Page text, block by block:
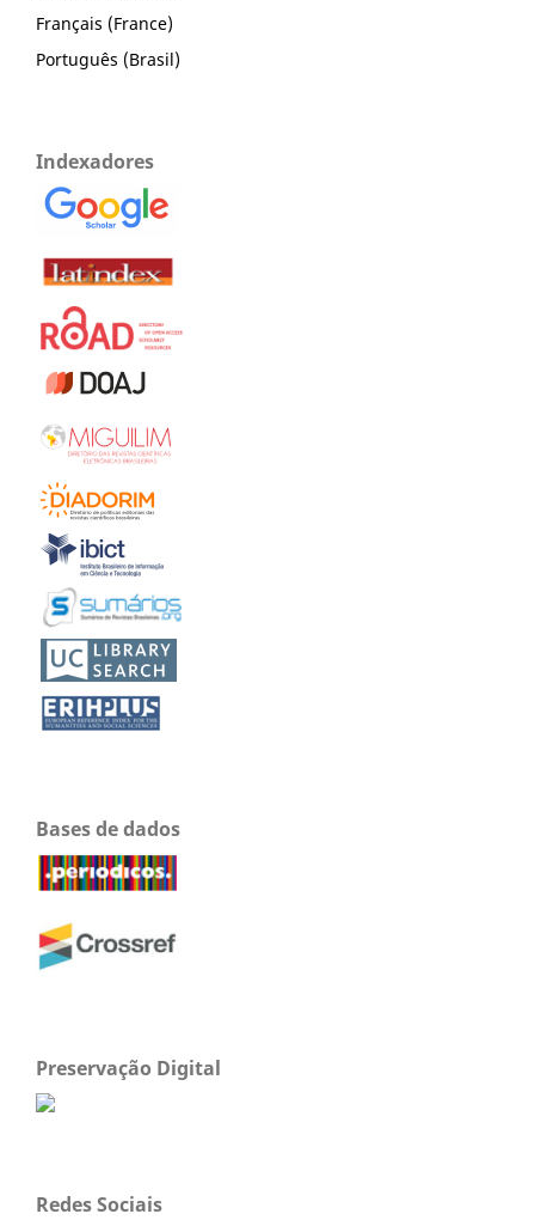
Français (France)
Português (Brasil)
Indexadores
Bases de dados
Preservação Digital
Redes Sociais